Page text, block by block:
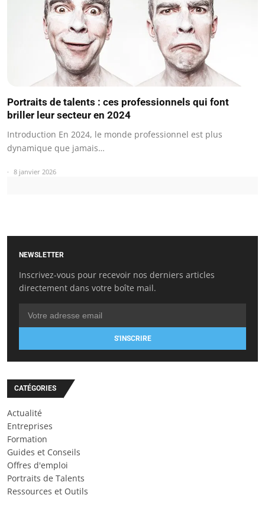
Portraits de talents : ces professionnels qui font
briller leur secteur en 2024
Introduction En 2024, le monde professionnel est plus
dynamique que jamais…
8 janvier 2026
NEWSLETTER
Inscrivez-vous pour recevoir nos derniers articles
directement dans votre boîte mail.
S'INSCRIRE
CATÉGORIES
Actualité
Entreprises
Formation
Guides et Conseils
Offres d'emploi
Portraits de Talents
Ressources et Outils